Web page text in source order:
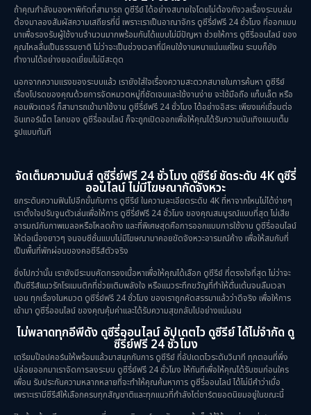
ถ้าคุณกำลังมองหาพิกัดที่สามารถ ดูซีรีย์ ได้อย่างสบายใจโดยไม่ต้องกังวลเรื่องระบบล่ม
ต้องมาลองสัมผัสความเสถียรที่นี่ เพราะเราเป็นอาณาจักร ดูซีรี่ย์ฟรี 24 ชั่วโมง ที่ออกแบบ
มาเพื่อรองรับผู้ใช้งานจำนวนมากพร้อมกันได้แบบไม่มีปัญหา ช่วยให้การ ดูซีรี่ออนไลน์ ของ
คุณไหลลื่นเป็นธรรมชาติ ไม่ว่าจะเป็นช่วงเวลาที่มีคนใช้งานหนาแน่นแค่ไหน ระบบก็ยัง
ทำงานได้อย่างยอดเยี่ยมไม่มีสะดุด
นอกจากความแรงของระบบแล้ว เรายังใส่ใจเรื่องความสะดวกสบายในการค้นหา ดูซีรีย์
เรื่องโปรดของคุณด้วยการจัดหมวดหมู่ที่ชัดเจนและใช้งานง่าย จะใช้มือถือ แท็บเล็ต หรือ
คอมพิวเตอร์ ก็สามารถเข้ามาใช้งาน ดูซีรี่ย์ฟรี 24 ชั่วโมง ได้อย่างอิสระ เพียงแค่เชื่อมต่อ
อินเทอร์เน็ต โลกของ ดูซีรี่ออนไลน์ ก็จะถูกเปิดออกเพื่อให้คุณได้รับความบันเทิงแบบเต็ม
รูปแบบทันที
จัดเต็มความมันส์ ดูซีรี่ย์ฟรี 24 ชั่วโมง ดูซีรีย์ ชัดระดับ 4K ดูซีรี่
ออนไลน์ ไม่มีโฆษณากัดจังหวะ
ยกระดับความฟินไปอีกขั้นกับการ ดูซีรีย์ ในความละเอียดระดับ 4K ที่หาจากไหนไม่ได้ง่ายๆ
เราตั้งใจปรับจูนตัวเล่นเพื่อให้การ ดูซีรี่ย์ฟรี 24 ชั่วโมง ของคุณสมบูรณ์แบบที่สุด ไม่เสีย
อารมณ์กับภาพเบลอหรือโหลดค้าง และที่พิเศษสุดคือการออกแบบการใช้งาน ดูซีรี่ออนไลน์
ให้ต่อเนื่องยาวๆ จนจบซีซั่นแบบไม่มีโฆษณามาคอยขัดจังหวะอารมณ์ค้าง เพื่อให้สมกับที่
เป็นพื้นที่พักผ่อนของคอซีรีส์ตัวจริง
ยิ่งไปกว่านั้น เรายังมีระบบคัดกรองเนื้อหาเพื่อให้คุณได้เลือก ดูซีรีย์ ที่ตรงใจที่สุด ไม่ว่าจะ
เป็นซีรีส์แนวรักโรแมนติกที่ช่วยเติมพลังใจ หรือแนวระทึกขวัญที่ทำให้ตื่นเต้นจนลืมเวลา
นอน ทุกเรื่องในหมวด ดูซีรี่ย์ฟรี 24 ชั่วโมง ของเราถูกคัดสรรมาแล้วว่าดีจริง เพื่อให้การ
เข้ามา ดูซีรี่ออนไลน์ ของคุณคุ้มค่าและได้รับความสุขกลับไปอย่างแน่นอน
ไม่พลาดทุกอีพีดัง ดูซีรี่ออนไลน์ อัปเดตไว ดูซีรีย์ ได้ไม่จำกัด ดู
ซีรี่ย์ฟรี 24 ชั่วโมง
เตรียมป๊อปคอร์นให้พร้อมแล้วมาสนุกกับการ ดูซีรีย์ ที่อัปเดตไวระดับวินาที ทุกตอนที่พึ่ง
ปล่อยออกมาเราจัดการลงระบบ ดูซีรี่ย์ฟรี 24 ชั่วโมง ให้ทันทีเพื่อให้คุณได้รับชมก่อนใคร
เพื่อน รับประกันความหลากหลายที่จะทำให้คุณค้นหาการ ดูซีรี่ออนไลน์ ได้ไม่มีคำว่าเบื่อ
เพราะเรามีซีรีส์ให้เลือกครบทุกสัญชาติและทุกแนวที่กำลังไต่ชาร์ตยอดนิยมอยู่ในขณะนี้